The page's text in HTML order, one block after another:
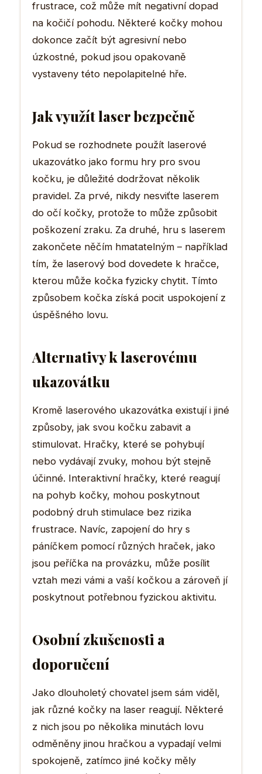
frustrace, což může mít negativní dopad
na kočičí pohodu. Některé kočky mohou
dokonce začít být agresivní nebo
úzkostné, pokud jsou opakovaně
vystaveny této nepolapitelné hře.
Jak využít laser bezpečně
Pokud se rozhodnete použít laserové
ukazovátko jako formu hry pro svou
kočku, je důležité dodržovat několik
pravidel. Za prvé, nikdy nesviťte laserem
do očí kočky, protože to může způsobit
poškození zraku. Za druhé, hru s laserem
zakončete něčím hmatatelným – například
tím, že laserový bod dovedete k hračce,
kterou může kočka fyzicky chytit. Tímto
způsobem kočka získá pocit uspokojení z
úspěšného lovu.
Alternativy k laserovému
ukazovátku
Kromě laserového ukazovátka existují i jiné
způsoby, jak svou kočku zabavit a
stimulovat. Hračky, které se pohybují
nebo vydávají zvuky, mohou být stejně
účinné. Interaktivní hračky, které reagují
na pohyb kočky, mohou poskytnout
podobný druh stimulace bez rizika
frustrace. Navíc, zapojení do hry s
páníčkem pomocí různých hraček, jako
jsou peříčka na provázku, může posílit
vztah mezi vámi a vaší kočkou a zároveň jí
poskytnout potřebnou fyzickou aktivitu.
Osobní zkušenosti a
doporučení
Jako dlouholetý chovatel jsem sám viděl,
jak různé kočky na laser reagují. Některé
z nich jsou po několika minutách lovu
odměněny jinou hračkou a vypadají velmi
spokojeně, zatímco jiné kočky měly